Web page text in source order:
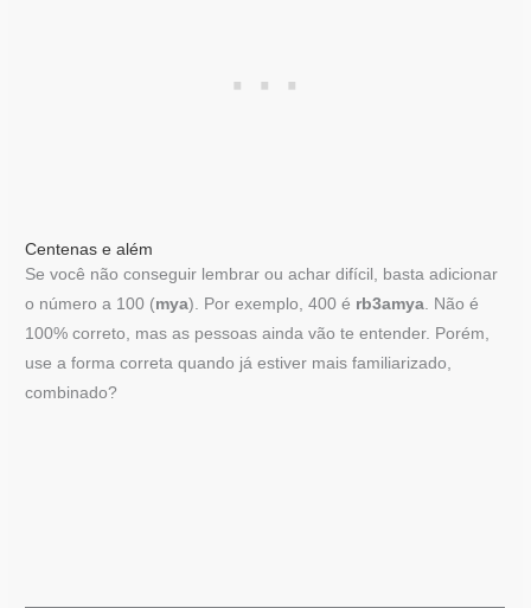
Centenas e além
Se você não conseguir lembrar ou achar difícil, basta adicionar
o número a 100 (mya). Por exemplo, 400 é rb3amya. Não é
100% correto, mas as pessoas ainda vão te entender. Porém,
use a forma correta quando já estiver mais familiarizado,
combinado?